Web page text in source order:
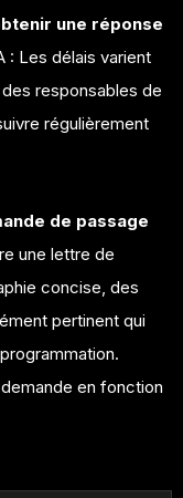
une réponse
: Les délais varient
responsables de
régulièrement
de passage
une lettre de
concise, des
pertinent qui
en fonction